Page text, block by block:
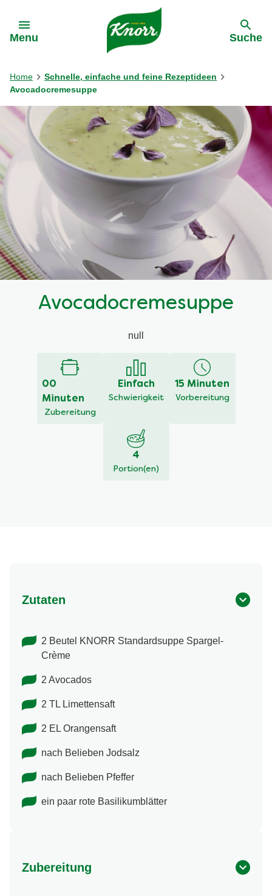
Menu Suche
Home
Schnelle, einfache und feine Rezeptideen
Avocadocremesuppe
Avocadocremesuppe
null
00
Minuten
Zubereitung
Einfach
Schwierigkeit
15 Minuten
Vorbereitung
4
Portion(en)
Zutaten
2 Beutel KNORR Standardsuppe Spargel-
Crème
2 Avocados
2 TL Limettensaft
2 EL Orangensaft
nach Belieben Jodsalz
nach Belieben Pfeffer
ein paar rote Basilikumblätter
Zubereitung